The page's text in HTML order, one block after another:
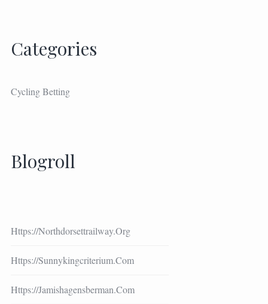
Categories
Cycling Betting
Blogroll
Https://northdorsettrailway.org
Https://sunnykingcriterium.com
Https://jamishagensberman.com